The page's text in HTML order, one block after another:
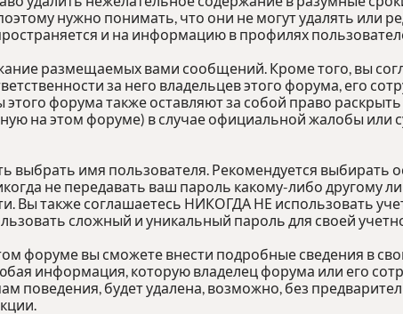
нужно понимать, что они не могут удалять или
и на информацию в профилях
размещаемых вами сообщений. Кроме того, вы
за него владельцев этого форума, его
этого форума также оставляют за собой право
на этом форуме) в случае официальной жалобы или
выбрать имя пользователя. Рекомендуется выбирать
не передавать ваш пароль какому-либо другому
Вы также соглашаетесь НИКОГДА НЕ использовать
сложный и уникальный пароль для своей
форуме вы сможете внести подробные сведения в
информация, которую владелец форума или его
будет удалена, возможно, без